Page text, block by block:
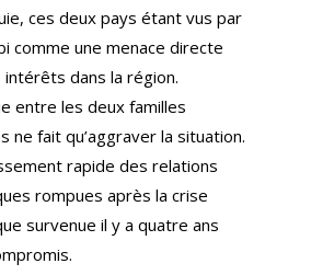
ces deux pays étant vus par
comme une menace directe
dans la région.
entre les deux familles
ne fait qu’aggraver la situation.
rapide des relations
rompues après la crise
survenue il y a quatre ans